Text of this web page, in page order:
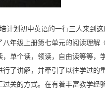
计划初中英语的一行三人来到
年级上册第七单元的阅读理解
单个读，领读，自由读等等
了讲解，并牵引了以往学过
关的方式。在有着丰富教学